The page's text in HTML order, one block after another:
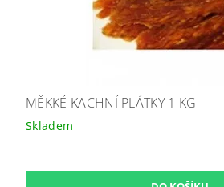
MĚKKÉ KACHNÍ PLÁTKY 1 KG
Skladem